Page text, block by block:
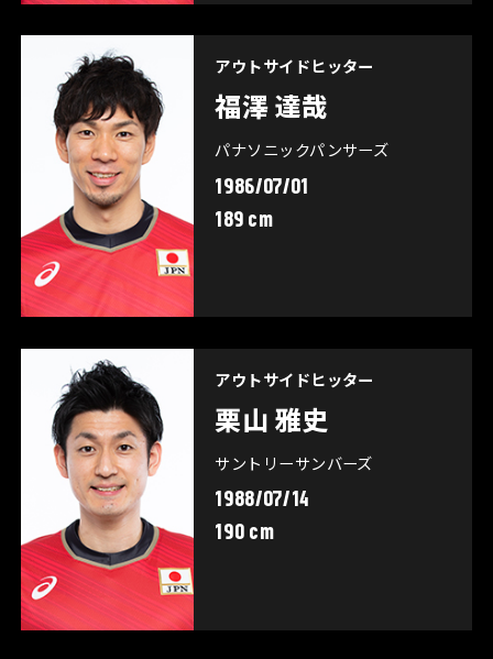
アウトサイドヒッター
福澤 達哉
パナソニックパンサーズ
1986/07/01
189 cm
アウトサイドヒッター
栗山 雅史
サントリーサンバーズ
1988/07/14
190 cm